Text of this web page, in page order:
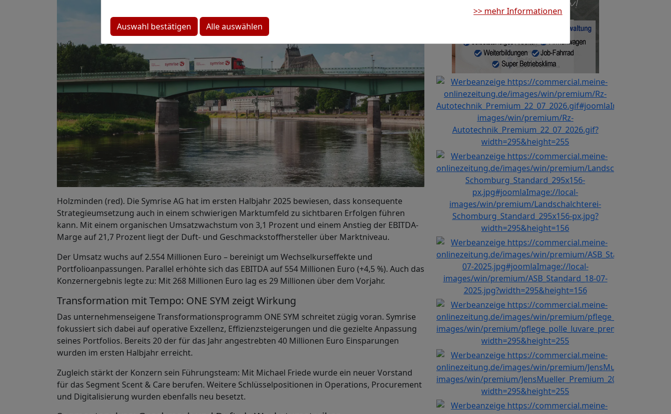
>> mehr Informationen
Auswahl bestätigen
Alle auswählen
Holzminden (red). Die Symrise AG hat im ersten Halbjahr 2025 bewiesen, dass konsequente
Strategieumsetzung auch in einem schwierigen Marktumfeld zu sichtbaren Erfolgen führen
kann. Mit einem organischen Umsatzwachstum von 3,1 Prozent und einem Anstieg der EBITDA-
Marge auf 21,7 Prozent liegt der Duft- und Geschmackstoffhersteller über Marktniveau.
Der Umsatz wuchs auf 2.554 Millionen Euro – bereinigt um Wechselkurseffekte und
Portfolioanpassungen. Parallel erhöhte sich das EBITDA auf 554 Millionen Euro (+4,5 %). Auch das
Konzernergebnis legte zu: Mit 268 Millionen Euro lag es 29 Millionen über dem Vorjahr.
Transformation mit Tempo: ONE SYM zeigt Wirkung
Das unternehmenseigene Transformationsprogramm ONE SYM schreitet zügig voran. Symrise
fokussiert sich dabei auf operative Exzellenz, Effizienzsteigerungen und die gezielte Anpassung
seines Portfolios. Bereits 20 der für das Jahr angestrebten 40 Millionen Euro Einsparungen
wurden im ersten Halbjahr erreicht.
Zugleich stärkt der Konzern sein Führungsteam: Mit Michael Friede wurde ein neuer Vorstand
für das Segment Scent & Care berufen. Weitere Schlüsselpositionen in Operations, Procurement
und Digitalisierung wurden ebenfalls neu besetzt.